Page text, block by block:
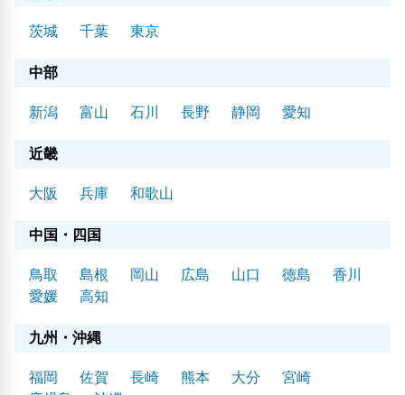
茨城 千葉 東京
中部
新潟 富山 石川 長野 静岡 愛知
近畿
大阪 兵庫 和歌山
中国・四国
鳥取 島根 岡山 広島 山口 徳島
香川
愛媛
高知
九州・沖縄
福岡 佐賀 長崎 熊本 大分
宮崎